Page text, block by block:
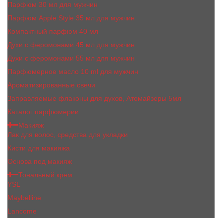
Парфюм 30 мл для мужчин
Парфюм Apple Style 35 мл для мужчин
Компактный парфюм 40 мл
Духи с феромонами 45 мл для мужчин
Духи с феромонами 55 мл для мужчин
Парфюмерное масло 10 ml для мужчин
Ароматизированные свечи
Заправляемые флаконы для духов, Атомайзеры 5мл
Каталог парфюмерии
Макияж
Лак для волос, средства для укладки
Кисти для макияжа
Основа под макияж
Тональный крем
YSL
Maybelline
Lancome